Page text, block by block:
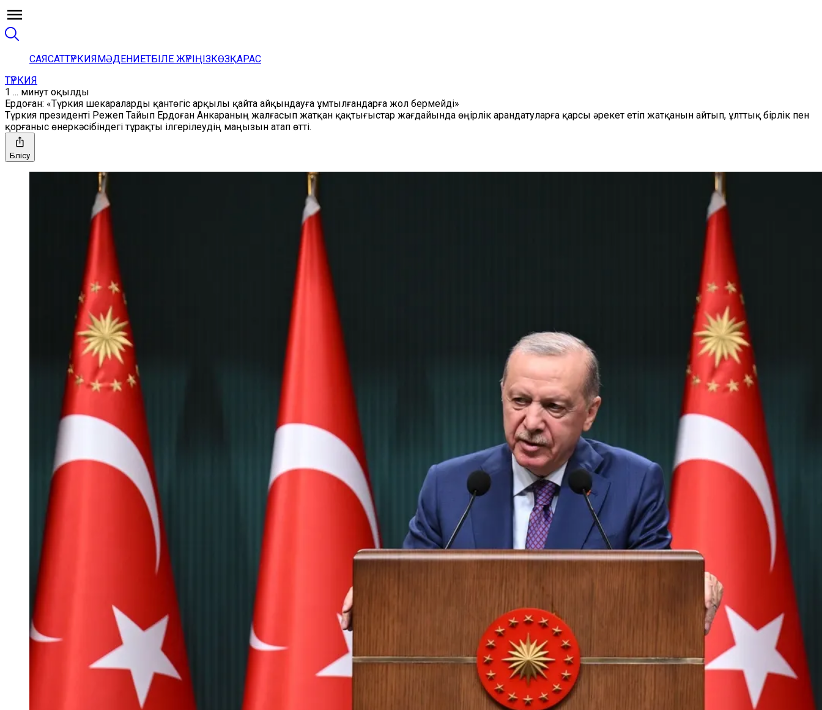
САЯСАТТҮРКИЯМӘДЕНИЕТБІЛЕ ЖҮРІҢІЗКӨЗҚАРАС
ТҮРКИЯ
1 ... минут оқылды
Ердоған: «Түркия шекараларды қантөгіс арқылы қайта айқындауға ұмтылғандарға жол бермейді»
Түркия президенті Режеп Тайып Ердоған Анкараның жалғасып жатқан қақтығыстар жағдайында өңірлік арандатуларға қарсы әрекет етіп жатқанын айтып, ұлттық бірлік пен
қорғаныс өнеркәсібіндегі тұрақты ілгерілеудің маңызын атап өтті.
Бөлісу